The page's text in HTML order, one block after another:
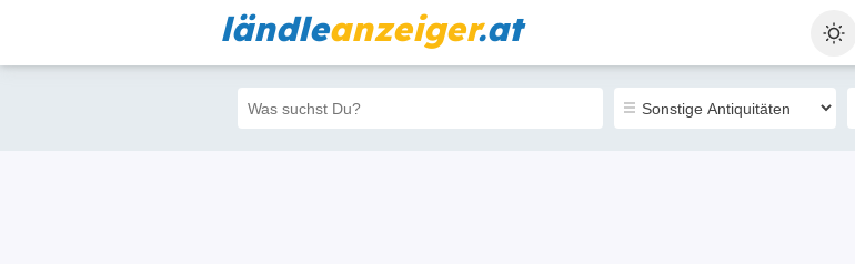
ländleanzeiger.at
Filter Alle
351
Privat
335